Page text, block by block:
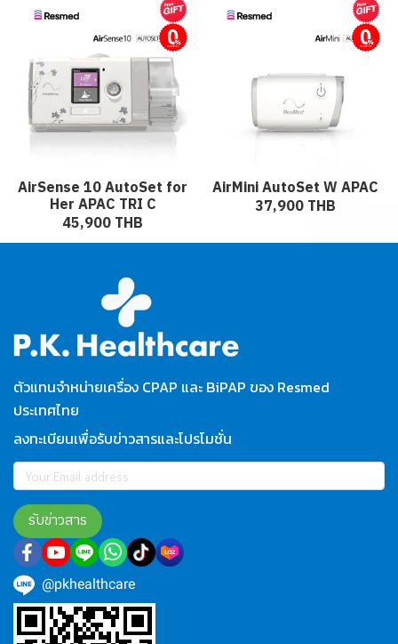
ผ่อนชำระ
AirSense 10 AutoSet for
Her APAC TRI C
45,900 THB
ผ่อนชำระ
AirMini AutoSet W APAC
37,900 THB
ตัวแทนจำหน่ายเครื่อง CPAP และ BiPAP ของ Resmed
ประเทศไทย
ลงทะเบียนเพื่อรับข่าวสารและโปรโมชั่น
รับข่าวสาร
@pkhealthcare